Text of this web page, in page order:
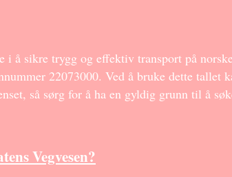
i å sikre trygg og effektiv transport på
22073000. Ved å bruke dette
så sørg for å ha en gyldig grunn til å
Vegvesen?